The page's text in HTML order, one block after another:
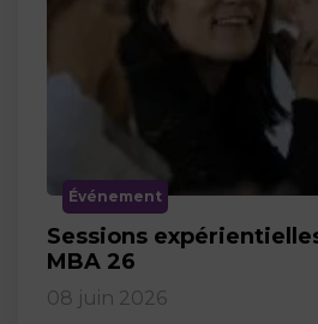
Événement
Sessions
MBA 26
08 juin 2026